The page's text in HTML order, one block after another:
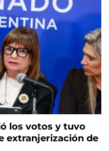
los votos y tuvo
extranjerización de